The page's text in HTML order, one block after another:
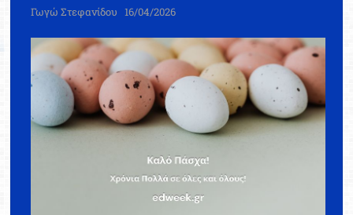
Γωγώ Στεφανίδου 16/04/2026